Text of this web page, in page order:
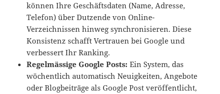
können Ihre Geschäftsdaten (Name, Adresse,
Telefon) über Dutzende von Online-
Verzeichnissen hinweg synchronisieren. Diese
Konsistenz schafft Vertrauen bei Google und
verbessert Ihr Ranking.
Regelmässige Google Posts: Ein System, das
wöchentlich automatisch Neuigkeiten, Angebote
oder Blogbeiträge als Google Post veröffentlicht,